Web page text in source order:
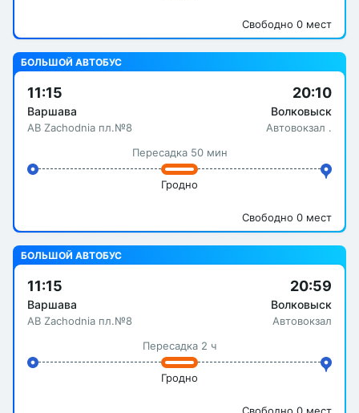
Свободно 0 мест
БОЛЬШОЙ АВТОБУС
11:15
Варшава
АВ Zachodnia пл.№8
20:10
Волковыск
Автовокзал .
Пересадка 50 мин
Гродно
Свободно 0 мест
БОЛЬШОЙ АВТОБУС
11:15
Варшава
АВ Zachodnia пл.№8
20:59
Волковыск
Автовокзал
Пересадка 2 ч
Гродно